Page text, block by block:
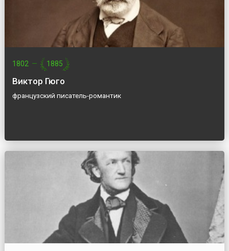
1802 — 1885
Виктор Гюго
французский писатель-романтик